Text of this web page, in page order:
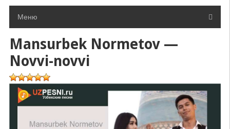
Меню
Mansurbek Normetov —
Novvi-novvi